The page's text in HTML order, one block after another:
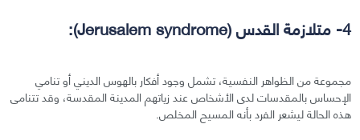
4- متلازمة القدس (Jerusalem syndrome):
مجموعة من الظواهر النفسية، تشمل وجود أفكار بالهوس الديني أو تنامي
الإحساس بالمقدسات لدى الأشخاص عند زياتهم المدينة المقدسة، وقد تتنامى
هذه الحالة ليشعر الفرد بأنه المسيح المخلص.